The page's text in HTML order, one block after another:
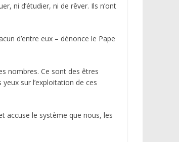
ni d’étudier, ni de rêver. Ils n’ont
d’entre eux – dénonce le Pape
nombres. Ce sont des êtres
sur l’exploitation de ces
accuse le système que nous, les